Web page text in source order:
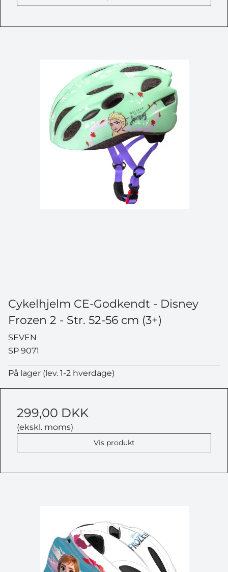
Cykelhjelm CE-Godkendt - Disney
Frozen 2 - Str. 52-56 cm (3+)
SEVEN
SP 9071
På lager (lev. 1-2 hverdage)
299,00 DKK
(ekskl. moms)
Vis produkt